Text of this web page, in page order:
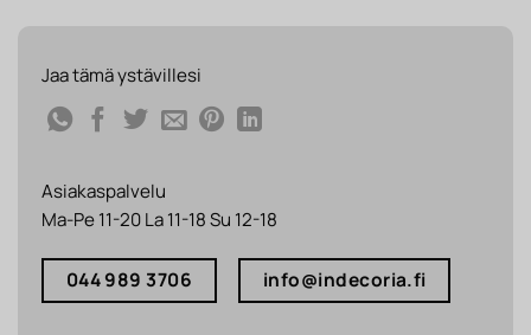
Jaa tämä ystävillesi
Asiakaspalvelu
Ma-Pe 11-20 La 11-18 Su 12-18
044 989 3706 info@indecoria.fi